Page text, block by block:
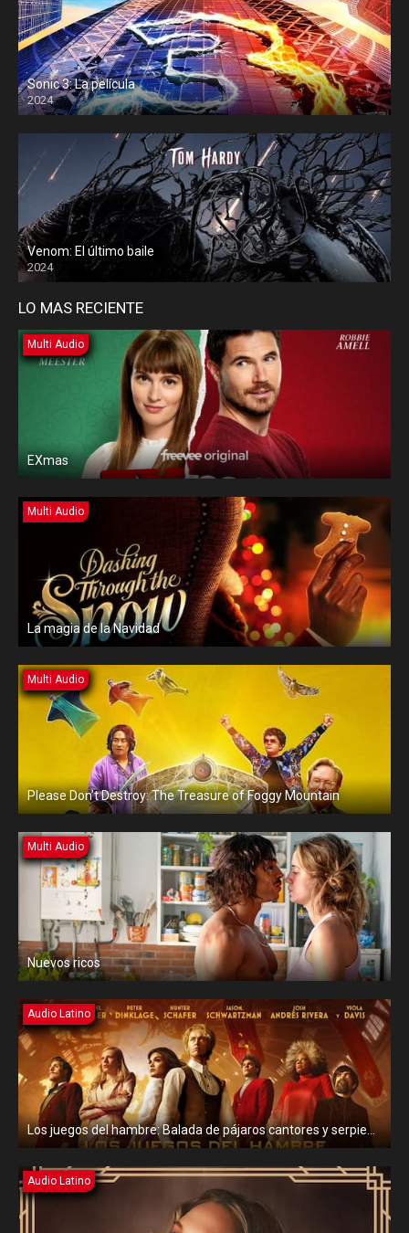
Sonic 3: La película
2024
Venom: El último baile
2024
LO MAS RECIENTE
Multi Audio
EXmas
Multi Audio
La magia de la Navidad
Multi Audio
Please Don’t Destroy: The Treasure of Foggy Mountain
Multi Audio
Nuevos ricos
Audio Latino
Los juegos del hambre: Balada de pájaros cantores y serpientes
Audio Latino